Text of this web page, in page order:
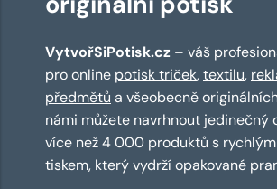
VytvořSiPotisk.cz – váš
pro online potisk triček,textilu,
předmětů a všeobecně
námi můžete navrhnout jedinečný
více než 4 000 produktů s
tiskem, který vydrží opakované